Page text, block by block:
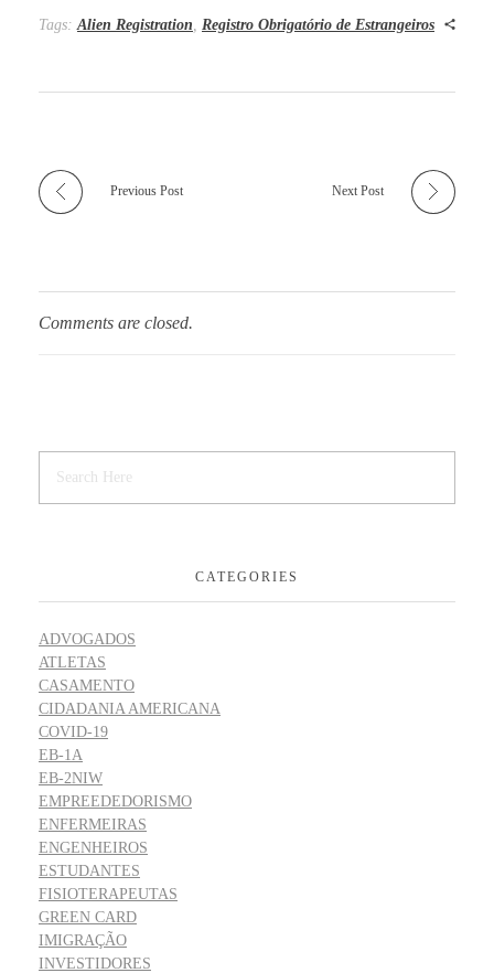
Tags: Alien Registration Registro Obrigatório de Estrangeiros
Previous Post Next Post
Comments are closed.
CATEGORIES
ADVOGADOS
ATLETAS
CASAMENTO
CIDADANIA AMERICANA
COVID-19
EB-1A
EB-2NIW
EMPREEDEDORISMO
ENFERMEIRAS
ENGENHEIROS
ESTUDANTES
FISIOTERAPEUTAS
GREEN CARD
IMIGRAÇÃO
INVESTIDORES